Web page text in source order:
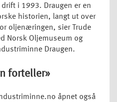
i 1993. Draugen er en
historien, langt ut over
oljenæringen, sier Trude
Norsk Oljemuseum og
Draugen.
forteller»
åpnet også